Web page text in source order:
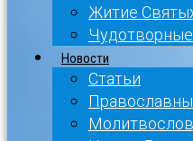
Житие
Новости
Статьи
Молитвослов